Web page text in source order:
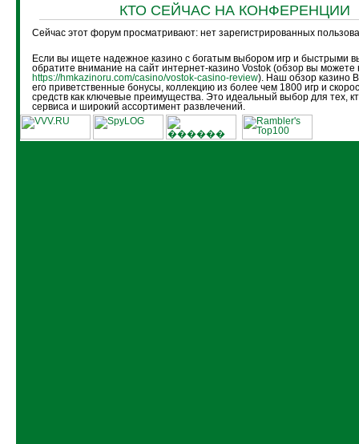
КТО СЕЙЧАС НА КОНФЕРЕНЦИИ
Сейчас этот форум просматривают: нет зарегистрированных
Если вы ищете надежное казино с богатым выбором игр и быстрыми
обратите внимание на сайт интернет-казино Vostok (обзор вы можете
https://hmkazinoru.com/casino/vostok-casino-review). Наш обзор казино
его приветственные бонусы, коллекцию из более чем 1800 игр и
средств как ключевые преимущества. Это идеальный выбор для тех,
сервиса и широкий ассортимент развлечений.